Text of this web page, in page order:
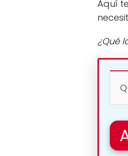
Aquí
¿Qué